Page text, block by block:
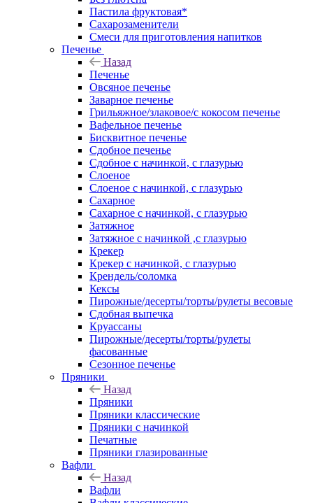
Пастила фруктовая*
Сахарозаменители
Смеси для приготовления напитков
Печенье
Назад
Печенье
Овсяное печенье
Заварное печенье
Грильяжное/злаковое/с кокосом печенье
Вафельное печенье
Бисквитное печенье
Сдобное печенье
Сдобное с начинкой, с глазурью
Слоеное
Слоеное с начинкой, с глазурью
Сахарное
Сахарное с начинкой, с глазурью
Затяжное
Затяжное с начинкой ,с глазурью
Крекер
Крекер с начинкой, с глазурью
Крендель/соломка
Кексы
Пирожные/десерты/торты/рулеты весовые
Сдобная выпечка
Круассаны
Пирожные/десерты/торты/рулеты
фасованные
Сезонное печенье
Пряники
Назад
Пряники
Пряники классические
Пряники с начинкой
Печатные
Пряники глазированные
Вафли
Назад
Вафли